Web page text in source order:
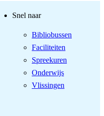
Snel naar
Bibliobussen
Faciliteiten
Spreekuren
Onderwijs
Vlissingen